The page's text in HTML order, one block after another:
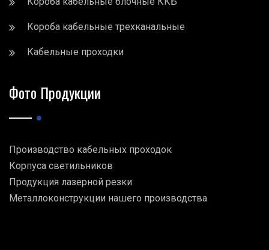
Короба кабельные трехканальные
Кабельные проходки
Фото Продукции
Производство кабельных проходок
Корпуса светильников
Продукция лазерной резки
Металлоконструкции нашего производства